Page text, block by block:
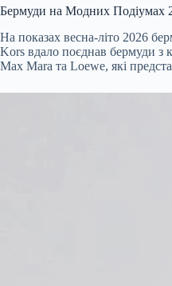
Бермуди на Модних Подіумах
На показах весна-літо 2026
Kors вдало поєднав бермуди з
Max Mara та Loewe, які